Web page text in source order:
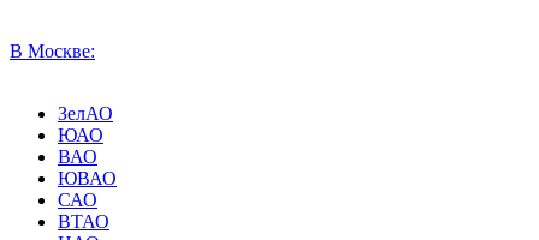
В Москве:
ЗелАО
ЮАО
ВАО
ЮВАО
САО
ВТАО